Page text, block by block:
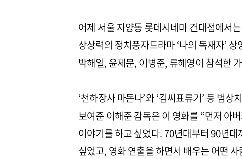
어제 서울 자양동 롯데시네마 건대점에서
상상력의 정치풍자드라마 ‘나의 독재자’
박해일, 윤제문, 이병준, 류혜영이 참석한
‘천하장사 마돈나’와 ‘김씨표류기’ 등 범
보여준 이해준 감독은 이 영화를 “먼저 아
이야기를 하고 싶었다. 70년대부터 90년
싶었고, 영화 연출을 하면서 배우는 어떤